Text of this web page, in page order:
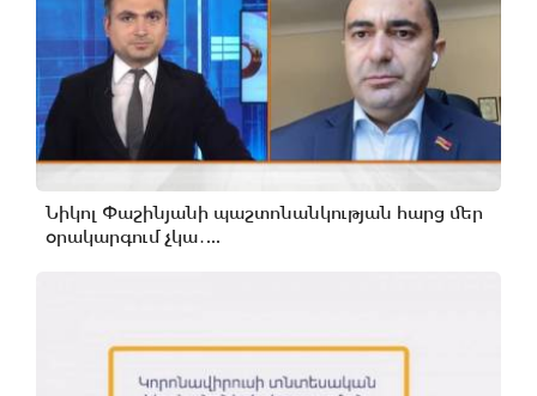
Նիկոլ Փաշինյանի պաշտոնանկության հարց մեր
օրակարգում չկա․...